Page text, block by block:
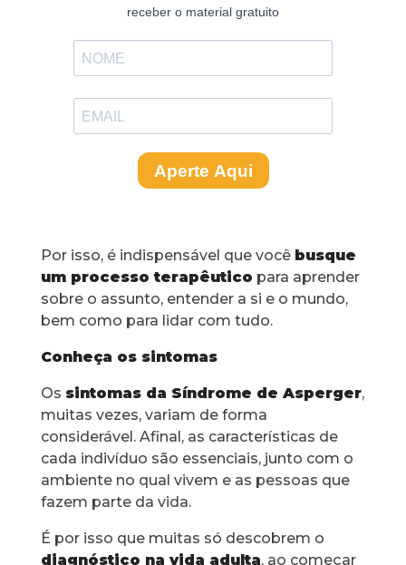
Por isso, é indispensável que você busque
um processo terapêutico para aprender
sobre o assunto, entender a si e o mundo,
bem como para lidar com tudo.
Conheça os sintomas
Os sintomas da Síndrome de Asperger,
muitas vezes, variam de forma
considerável. Afinal, as características de
cada indivíduo são essenciais, junto com o
ambiente no qual vivem e as pessoas que
fazem parte da vida.
É por isso que muitas só descobrem o
diagnóstico na vida adulta, ao começar